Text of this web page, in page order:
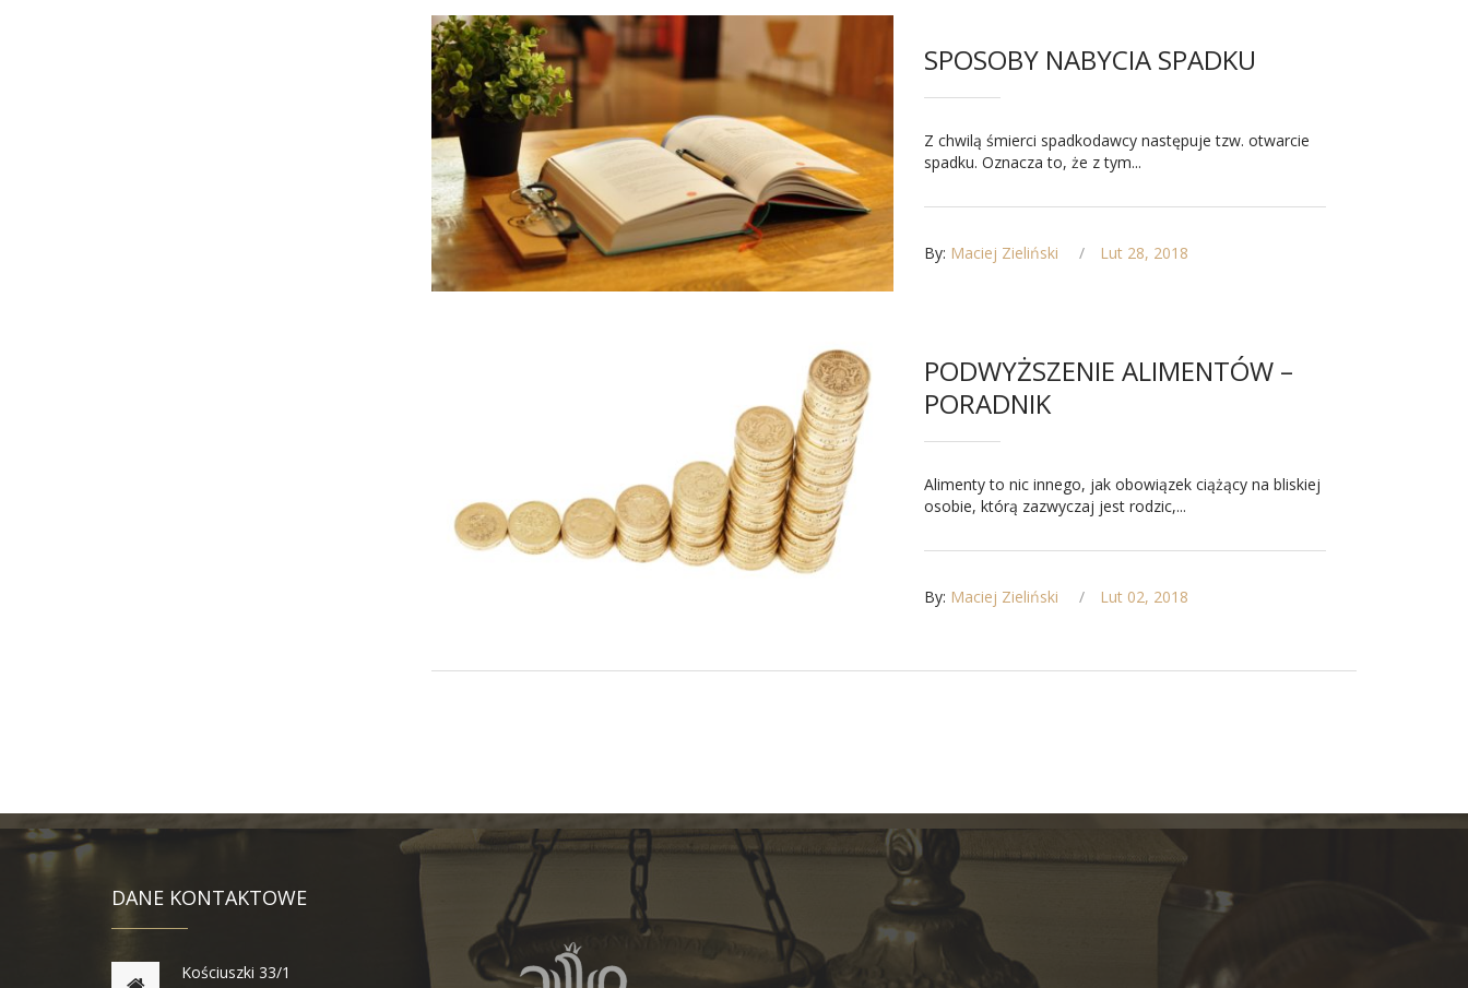
SPOSOBY NABYCIA SPADKU
Z chwilą śmierci spadkodawcy następuje tzw. otwarcie
spadku. Oznacza to, że z tym...
By: Maciej Zieliński Lut 28, 2018
PODWYŻSZENIE ALIMENTÓW –
PORADNIK
Alimenty to nic innego, jak obowiązek ciążący na bliskiej
osobie, którą zazwyczaj jest rodzic,...
By: Maciej Zieliński Lut 02, 2018
DANE KONTAKTOWE
Kościuszki 33/1